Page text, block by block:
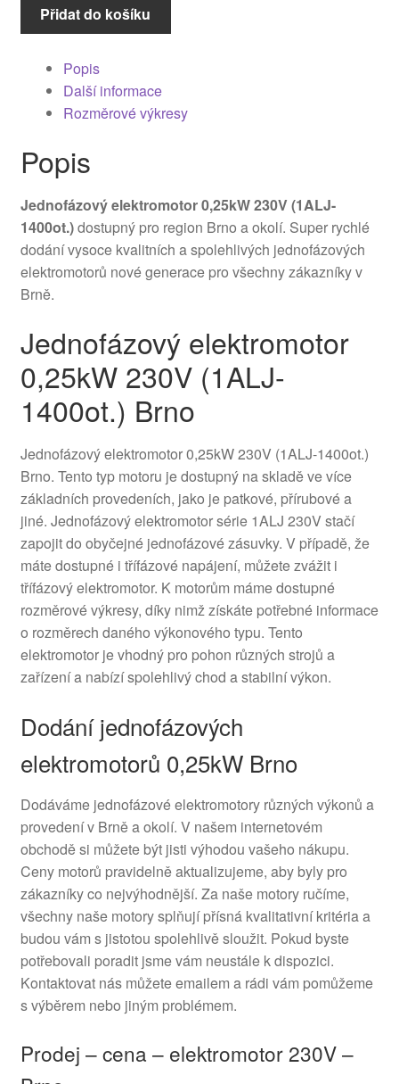
0,25kW
230V
1400ot.)
množství
Přidat do košíku
Popis
Další informace
Rozměrové výkresy
Popis
Jednofázový elektromotor 0,25kW 230V (1ALJ-
1400ot.)dostupný pro region Brno a okolí. Super rychlé
dodání vysoce kvalitních a spolehlivých jednofázových
elektromotorů nové generace pro všechny zákazníky v
Brně.
Jednofázový elektromotor
0,25kW 230V (1ALJ-
1400ot.) Brno
Jednofázový elektromotor 0,25kW 230V (1ALJ-1400ot.)
Brno. Tento typ motoru je dostupný na skladě ve více
základních provedeních, jako je patkové, přírubové a
jiné. Jednofázový elektromotor série 1ALJ 230V stačí
zapojit do obyčejné jednofázové zásuvky. V případě, že
máte dostupné i třífázové napájení, můžete zvážit i
třífázový elektromotor. K motorům máme dostupné
rozměrové výkresy, díky nimž získáte potřebné informace
o rozměrech daného výkonového typu. Tento
elektromotor je vhodný pro pohon různých strojů a
zařízení a nabízí spolehlivý chod a stabilní výkon.
Dodání jednofázových
elektromotorů 0,25kW Brno
Dodáváme jednofázové elektromotory různých výkonů a
provedení v Brně a okolí. V našem internetovém
obchodě si můžete být jisti výhodou vašeho nákupu.
Ceny motorů pravidelně aktualizujeme, aby byly pro
zákazníky co nejvýhodnější. Za naše motory ručíme,
všechny naše motory splňují přísná kvalitativní kritéria a
budou vám s jistotou spolehlivě sloužit. Pokud byste
potřebovali poradit jsme vám neustále k dispozici.
Kontaktovat nás můžete emailem a rádi vám pomůžeme
s výběrem nebo jiným problémem.
Prodej – cena – elektromotor 230V –